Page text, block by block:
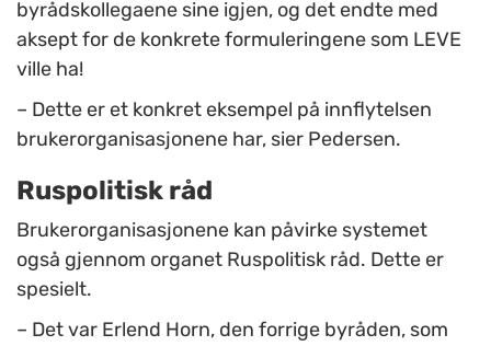
byrådskollegaene sine igjen, og det endte med
aksept for de konkrete formuleringene som LEVE
ville ha!
– Dette er et konkret eksempel på innflytelsen
brukerorganisasjonene har, sier Pedersen.
Ruspolitisk råd
Brukerorganisasjonene kan påvirke systemet
også gjennom organet Ruspolitisk råd. Dette er
spesielt.
– Det var Erlend Horn, den forrige byråden, som